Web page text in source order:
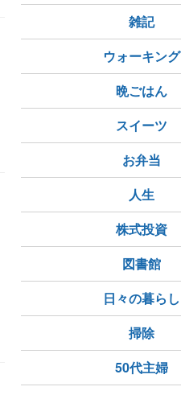
雑記
ウォーキング
晩ごはん
スイーツ
お弁当
人生
株式投資
図書館
日々の暮らし
掃除
50代主婦